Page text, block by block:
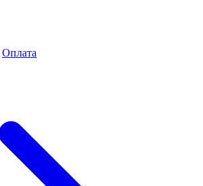
Оплата